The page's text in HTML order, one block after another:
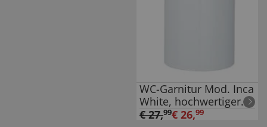
WC-Garnitur Mod. Inca
White, hochwertiger
Kunststoff
€27,99€ 26,99